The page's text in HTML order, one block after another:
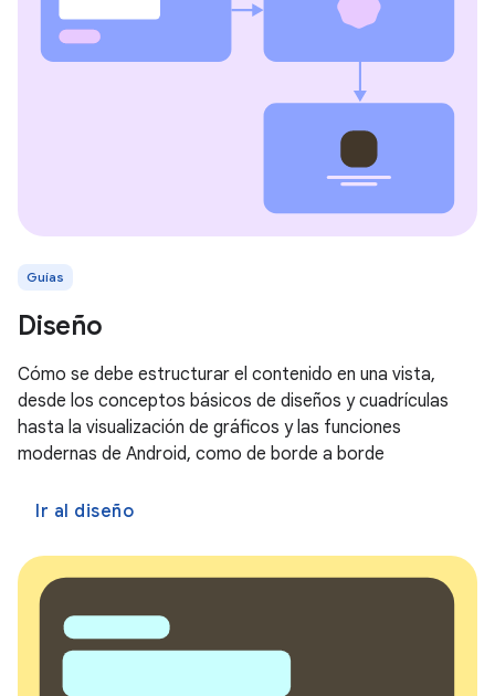
Guías
Diseño
Cómo se debe estructurar el contenido en una vista,
desde los conceptos básicos de diseños y cuadrículas
hasta la visualización de gráficos y las funciones
modernas de Android, como de borde a borde
Ir al diseño